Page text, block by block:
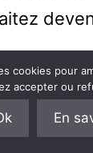
d’utiliser
à
cookies pour
accepter ou
En